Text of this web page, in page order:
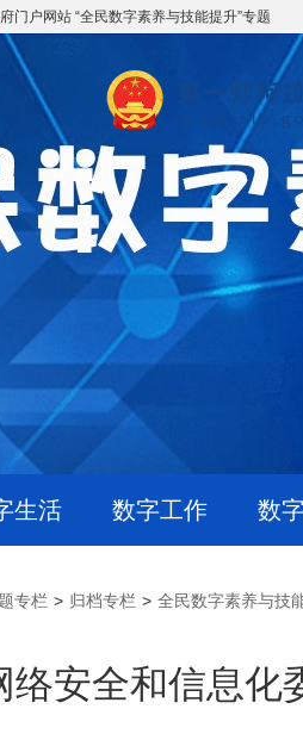
门户网站 “全民数字素养与技能提升”专题
生活 数字工作 数
专栏 > 归档专栏 > 全民数字素养与技
络安全和信息化